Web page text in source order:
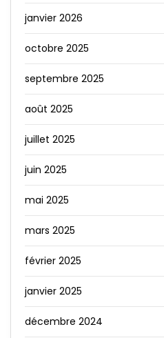
janvier 2026
octobre 2025
septembre 2025
août 2025
juillet 2025
juin 2025
mai 2025
mars 2025
février 2025
janvier 2025
décembre 2024